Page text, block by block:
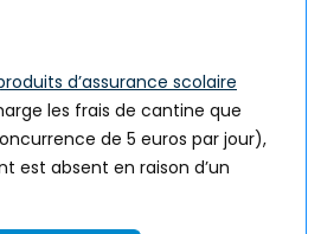
d’assurance scolaire
les frais de cantine que
de 5 euros par jour),
est absent en raison d’un